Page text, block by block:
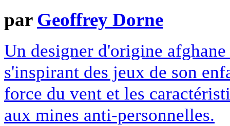
par Geoffrey Dorne
Un designer d'origine
s'inspirant des jeux de son
force du vent et les
aux mines anti-personnelles.